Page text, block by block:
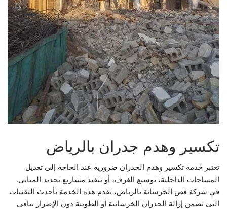
تكسير وهدم جدران بالرياض
تعتبر خدمة تكسير وهدم الجدران ضرورية عند الحاجة إلى تعديل
المساحات الداخلية، توسيع الغرف، أو تنفيذ مشاريع تجديد المباني.
في شركة قص الخرسانة بالرياض، نقدم هذه الخدمة بأحدث التقنيات
التي تضمن إزالة الجدران الخرسانية أو الطوبية دون الإضرار بباقي